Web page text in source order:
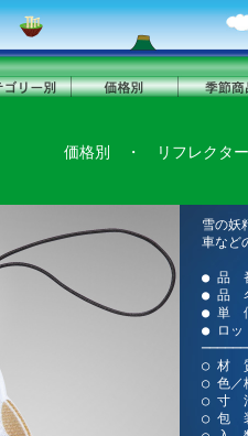
価格別 ・ リフレクタ
雪の妖
車など
● 品
● 品
● 単
● ロッ
○ 材
○ 色／
○ 寸
○ 包